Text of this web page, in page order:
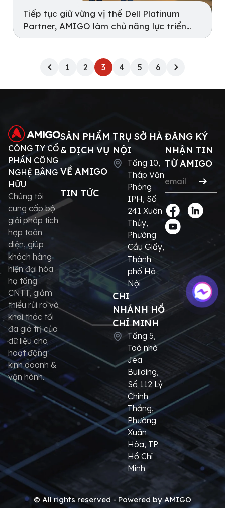
Tiếp tục giữ vững vị thế Dell Platinum
Partner, AMIGO làm chủ năng lực triển
1 2 3 4 5 6
CÔNG TY CỔ
PHẦN CÔNG
NGHỆ BẰNG
HỮU
Chúng tôi
cung cấp bộ
giải pháp tích
hợp toàn
diện, giúp
khách hàng
hiện đại hóa
hạ tầng
CNTT, giảm
thiểu rủi ro và
khai thác tối
đa giá trị của
dữ liệu cho
hoạt động
kinh doanh &
vận hành.
SẢN PHẨM
& DỊCH VỤ
VỀ AMIGO
TIN TỨC
TRỤ SỞ HÀ
NỘI
Tầng 10,
Tháp Văn
Phòng
IPH, Số
241 Xuân
Thủy,
Phường
Cầu Giấy,
Thành
phố Hà
Nội
CHI
NHÁNH HỒ
CHÍ MINH
Tầng 5,
Toà nhà
Jea
Building,
Số 112 Lý
Chính
Thắng,
Phường
Xuân
Hòa, TP.
Hồ Chí
Minh
ĐĂNG KÝ
NHẬN TIN
TỪ AMIGO
© All rights reserved - Powered by AMIGO